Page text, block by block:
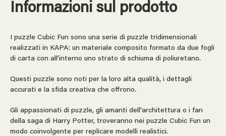
Informazioni sul prodotto
I puzzle Cubic Fun sono una serie di puzzle tridimensionali
realizzati in KAPA: un materiale composito formato da due fogli
di carta con all’interno uno strato di schiuma di poliuretano.
Questi puzzle sono noti per la loro alta qualità, i dettagli
accurati e la sfida creativa che offrono.
Gli appassionati di puzzle, gli amanti dell'architettura o i fan
della saga di Harry Potter, troveranno nei puzzle Cubic Fun un
modo coinvolgente per replicare modelli realistici.